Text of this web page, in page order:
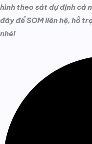
hình theo sát dự định cá
đây để SOM liên hệ, hỗ
nhé!